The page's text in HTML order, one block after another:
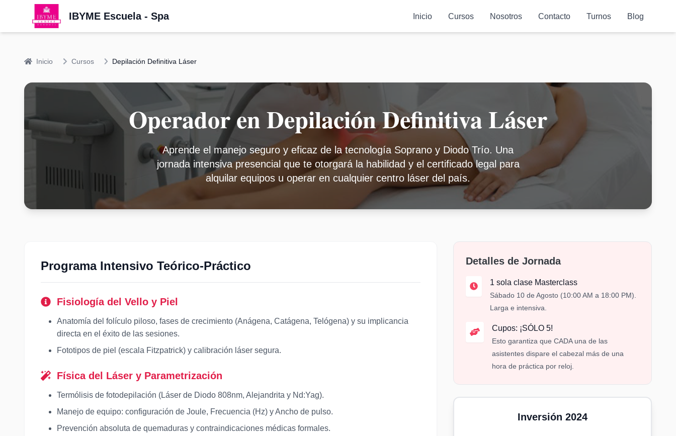
IBYME Escuela - Spa Inicio Cursos Nosotros Contacto Turnos Blog
Inicio Cursos Depilación Definitiva Láser
Operador en Depilación Definitiva Láser
Aprende el manejo seguro y eficaz de la tecnología Soprano y Diodo Trío. Una
jornada intensiva presencial que te otorgará la habilidad y el certificado legal para
alquilar equipos u operar en cualquier centro láser del país.
Programa Intensivo Teórico-Práctico
Fisiología del Vello y Piel
Anatomía del folículo piloso, fases de crecimiento (Anágena, Catágena, Telógena) y su implicancia
directa en el éxito de las sesiones.
Fototipos de piel (escala Fitzpatrick) y calibración láser segura.
Física del Láser y Parametrización
Termólisis de fotodepilación (Láser de Diodo 808nm, Alejandrita y Nd:Yag).
Manejo de equipo: configuración de Joule, Frecuencia (Hz) y Ancho de pulso.
Prevención absoluta de quemaduras y contraindicaciones médicas formales.
Detalles de Jornada
1 sola clase Masterclass
Sábado 10 de Agosto (10:00 AM a 18:00 PM).
Larga e intensiva.
Cupos: ¡SÓLO 5!
Esto garantiza que CADA una de las
asistentes dispare el cabezal más de una
hora de práctica por reloj.
Inversión 2024